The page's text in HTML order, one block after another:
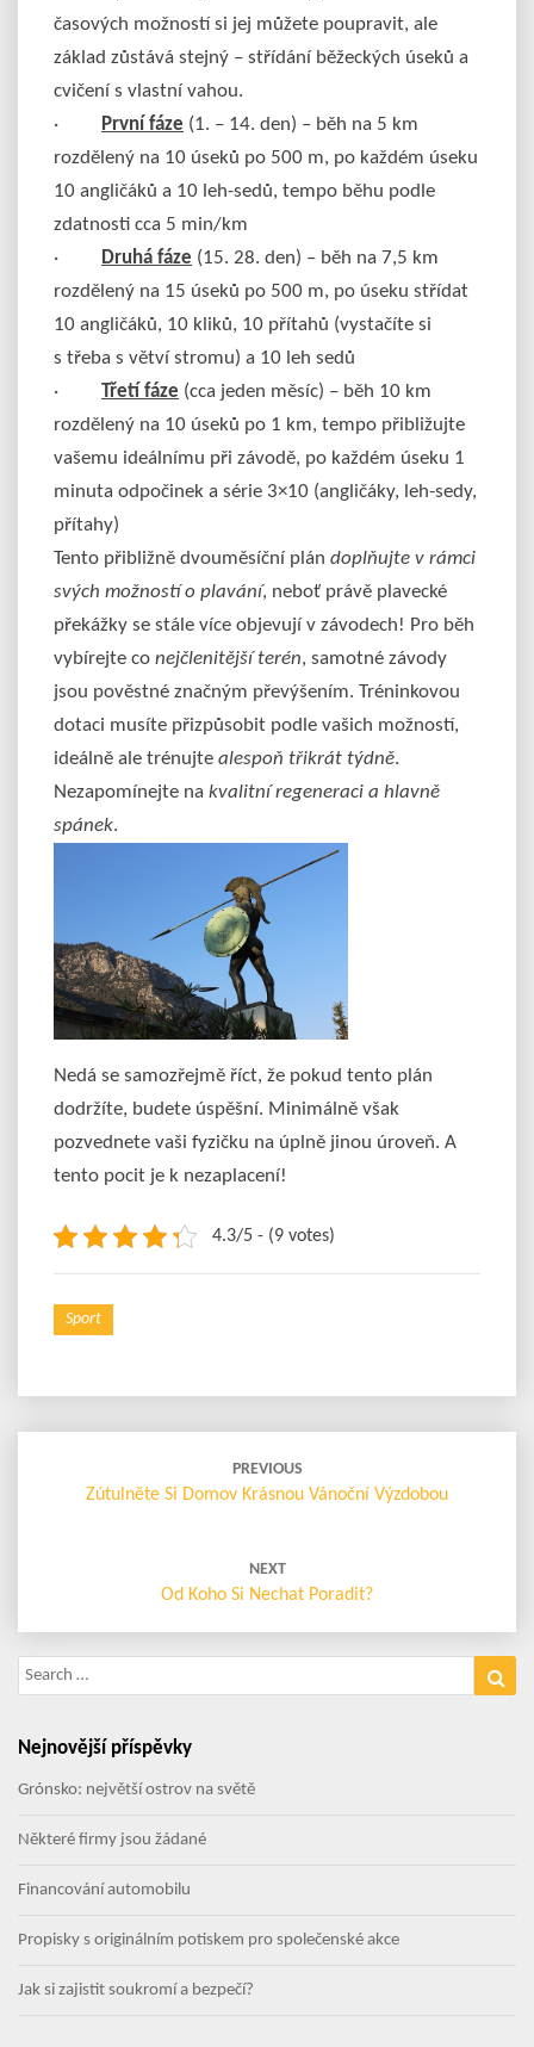
časových možností si jej můžete poupravit, ale
základ zůstává stejný – střídání běžeckých úseků a
cvičení s vlastní vahou.
· První fáze (1. – 14. den) – běh na 5 km
rozdělený na 10 úseků po 500 m, po každém úseku
10 angličáků a 10 leh-sedů, tempo běhu podle
zdatnosti cca 5 min/km
· Druhá fáze (15. 28. den) – běh na 7,5 km
rozdělený na 15 úseků po 500 m, po úseku střídat
10 angličáků, 10 kliků, 10 přítahů (vystačíte si
s třeba s větví stromu) a 10 leh sedů
· Třetí fáze (cca jeden měsíc) – běh 10 km
rozdělený na 10 úseků po 1 km, tempo přibližujte
vašemu ideálnímu při závodě, po každém úseku 1
minuta odpočinek a série 3×10 (angličáky, leh-sedy,
přítahy)
Tento přibližně dvouměsíční plán doplňujte v rámci
svých možností o plavání, neboť právě plavecké
překážky se stále více objevují v závodech! Pro běh
vybírejte co nejčlenitější terén, samotné závody
jsou pověstné značným převýšením. Tréninkovou
dotaci musíte přizpůsobit podle vašich možností,
ideálně ale trénujte alespoň třikrát týdně.
Nezapomínejte na kvalitní regeneraci a hlavně
spánek.
Nedá se samozřejmě říct, že pokud tento plán
dodržíte, budete úspěšní. Minimálně však
pozvednete vaši fyzičku na úplně jinou úroveň. A
tento pocit je k nezaplacení!
4.3/5 - (9 votes)
Sport
PREVIOUS
Zútulněte Si Domov Krásnou Vánoční Výzdobou
NEXT
Od Koho Si Nechat Poradit?
Search
for:
Nejnovější příspěvky
Grónsko: největší ostrov na světě
Některé firmy jsou žádané
Financování automobilu
Propisky s originálním potiskem pro společenské akce
Jak si zajistit soukromí a bezpečí?